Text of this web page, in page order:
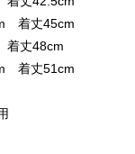
着丈45cm
丈48cm
着丈51cm